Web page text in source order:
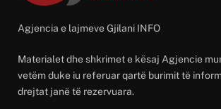
Agjencia e lajmeve Gjilani INFO
Materialet dhe shkrimet e kësaj Agjencie
vetëm duke iu referuar qartë burimit të
drejtat janë të rezervuara.